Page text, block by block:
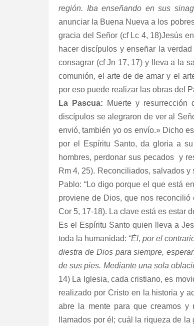
región. Iba enseñando en sus
anunciar la Buena Nueva a los
gracia del Señor (cf Lc 4, 18)Jesús
hacer discípulos y enseñar la
consagrar (cf Jn 17, 17) y lleva a la
comunión, el arte de de amar y el
por eso puede realizar las obras del
La Pascua: Muerte y resurrección
discípulos se alegraron de ver al
envió, también yo os envío.» Dicho
por el Espíritu Santo, da gloria a
hombres, perdonar sus pecados y
Rm 4, 25). Reconciliados, salvados
Pablo: “Lo digo porque el que está
proviene de Dios, que nos
Cor 5, 17-18). La clave está es estar
Es el Espíritu Santo quien lleva a
toda la humanidad: “Él, por el
diestra de Dios para siempre,
de sus pies. Mediante una sola
14) La Iglesia, cada cristiano, es
realizado por Cristo en la historia y
abre la mente para que creamos
llamados por él; cuál la riqueza de